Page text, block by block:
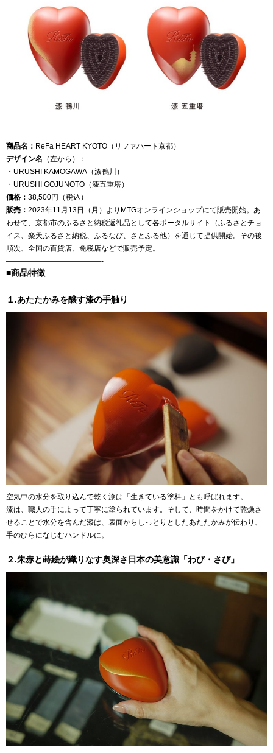
商品名： ReFa HEART KYOTO（リファハート京都）
デザイン名 （左から）：
・URUSHI KAMOGAWA（漆鴨川）
・URUSHI GOJUNOTO（漆五重塔）
価格： 38,500円（税込）
販売： 2023年11月13日（月）よりMTGオンラインショップにて販売開始。あ
わせて、京都市のふるさと納税返礼品として各ポータルサイト（ふるさとチョ
イス、楽天ふるさと納税、ふるなび、さとふる他）を通じて提供開始。その後
順次、全国の百貨店、免税店などで販売予定。
—————————————-
■商品特徴
１.あたたかみを醸す漆の手触り
空気中の水分を取り込んで乾く漆は「生きている塗料」とも呼ばれます。
漆は、職人の手によって丁寧に塗られています。そして、時間をかけて乾燥さ
せることで水分を含んだ漆は、表面からしっとりとしたあたたかみが伝わり、
手のひらになじむハンドルに。
２.朱赤と蒔絵が織りなす奥深さ日本の美意識「わび・さび」